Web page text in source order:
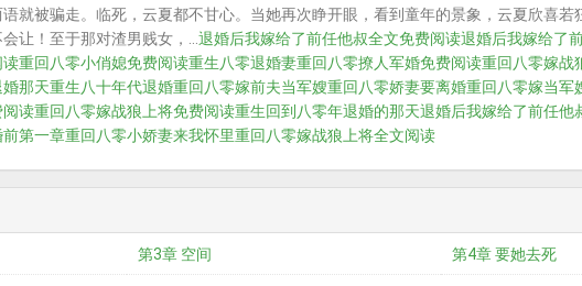
就被骗走。临死，云夏都不甘心。当她再次睁开眼，看到童年的景象，云夏欣喜若
让！至于那对渣男贱女，... 退婚后我嫁给了前任他叔全文免费阅读退婚后我嫁给了
读重回八零小俏媳免费阅读重生八零退婚妻重回八零撩人军婚免费阅读重回八零嫁战
那天重生八十年代退婚重回八零嫁前夫当军嫂重回八零娇妻要离婚重回八零嫁当军
阅读重回八零嫁战狼上将免费阅读重生回到八零年退婚的那天退婚后我嫁给了前任他
前第一章重回八零小娇妻来我怀里重回八零嫁战狼上将全文阅读
第3章 空间 第4章 要她去死